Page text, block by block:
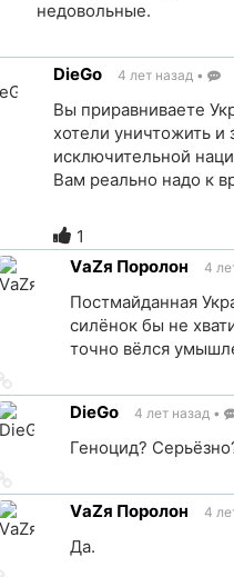
недовольные.
DieGo 4 лет назад •
Вы приравниваете
хотели уничтожить и
исключительной
Вам реально надо к
1
VаZя Поролон
4
Постмайданная
силёнок бы не
точно вёлся
на
источникDieGo 4 лет назад •
Геноцид?
на
источникVаZя Поролон 4
Да.